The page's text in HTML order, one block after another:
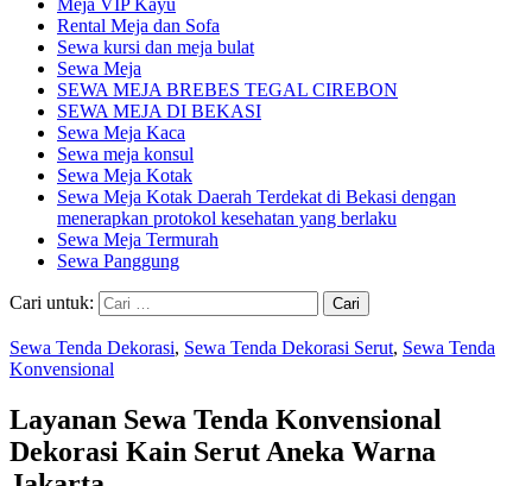
Rental Meja dan Sofa
Sewa kursi dan meja bulat
Sewa Meja
SEWA MEJA BREBES TEGAL CIREBON
SEWA MEJA DI BEKASI
Sewa Meja Kaca
Sewa meja konsul
Sewa Meja Kotak
Sewa Meja Kotak Daerah Terdekat di Bekasi dengan
menerapkan protokol kesehatan yang berlaku
Sewa Meja Termurah
Sewa Panggung
Cari untuk:
Sewa Tenda Dekorasi, Sewa Tenda Dekorasi Serut, Sewa Tenda
Konvensional
Layanan Sewa Tenda Konvensional
Dekorasi Kain Serut Aneka Warna